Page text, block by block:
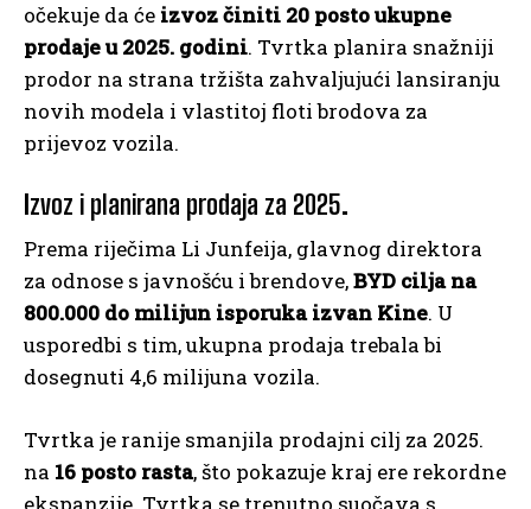
očekuje da će izvoz činiti 20 posto ukupne
prodaje u 2025. godini. Tvrtka planira snažniji
prodor na strana tržišta zahvaljujući lansiranju
novih modela i vlastitoj floti brodova za
prijevoz vozila.
zvoz i planirana prodaja za 2025.
Prema riječima Li Junfeija, glavnog direktora
za odnose s javnošću i brendove,BYD cilja na
800.000 do milijun isporuka izvan Kine. U
usporedbi s tim, ukupna prodaja trebala bi
dosegnuti 4,6 milijuna vozila.
Tvrtka je ranije smanjila prodajni cilj za 2025.
na 16 posto rasta, što pokazuje kraj ere rekordne